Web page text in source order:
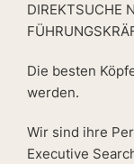
DIREKTSUCHE
Die besten
werden.
Wir sind ihre
Executive